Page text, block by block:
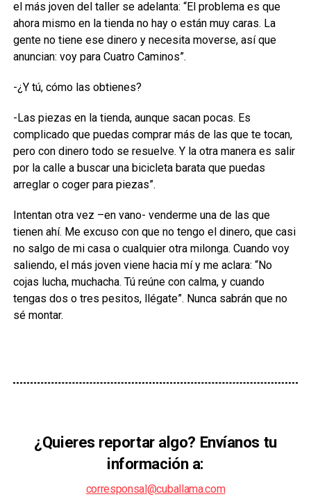
el más joven del taller se adelanta: “El problema es que
ahora mismo en la tienda no hay o están muy caras. La
gente no tiene ese dinero y necesita moverse, así que
anuncian: voy para Cuatro Caminos”.
-¿Y tú, cómo las obtienes?
-Las piezas en la tienda, aunque sacan pocas. Es
complicado que puedas comprar más de las que te tocan,
pero con dinero todo se resuelve. Y la otra manera es salir
por la calle a buscar una bicicleta barata que puedas
arreglar o coger para piezas”.
Intentan otra vez –en vano- venderme una de las que
tienen ahí. Me excuso con que no tengo el dinero, que casi
no salgo de mi casa o cualquier otra milonga. Cuando voy
saliendo, el más joven viene hacia mí y me aclara: “No
cojas lucha, muchacha. Tú reúne con calma, y cuando
tengas dos o tres pesitos, llégate”. Nunca sabrán que no
sé montar.
¿Quieres reportar algo? Envíanos tu
información a:
corresponsal@cuballama.com